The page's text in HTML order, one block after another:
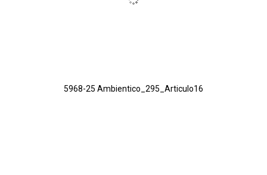
5968-25 Ambientico_295_Articulo16